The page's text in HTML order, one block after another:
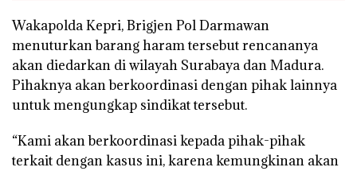
Wakapolda Kepri, Brigjen Pol Darmawan
menuturkan barang haram tersebut rencananya
akan diedarkan di wilayah Surabaya dan Madura.
Pihaknya akan berkoordinasi dengan pihak lainnya
untuk mengungkap sindikat tersebut.
“Kami akan berkoordinasi kepada pihak-pihak
terkait dengan kasus ini, karena kemungkinan akan